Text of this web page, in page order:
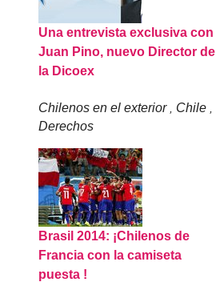
Una entrevista exclusiva con
Juan Pino, nuevo Director de
la Dicoex
Chilenos en el exterior Chile
Derechos
Brasil 2014: ¡Chilenos de
Francia con la camiseta
puesta !